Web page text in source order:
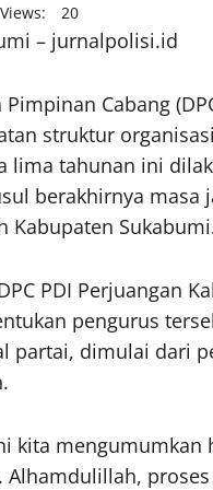
20
– jurnalpolisi.id
Pimpinan Cabang
struktur
lima tahunan ini
berakhirnya masa
Kabupaten
PDI Perjuangan
pengurus
partai, dimulai dari
kita mengumumkan
Alhamdulillah,